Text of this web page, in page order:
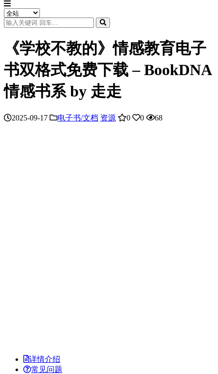
《学校不教的》情感教育电子
书双格式免费下载 – BookDNA
情感书系 by 走走
2025-09-17 电子书/文档 资源 0 0 68
详情介绍
常见问题